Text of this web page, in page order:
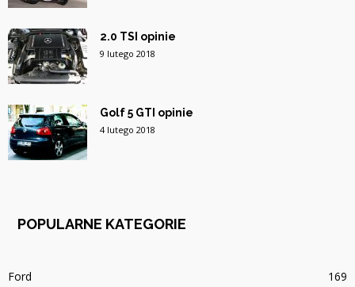
2.0 TSI opinie
9 lutego 2018
Golf 5 GTI opinie
4 lutego 2018
POPULARNE KATEGORIE
Ford
169